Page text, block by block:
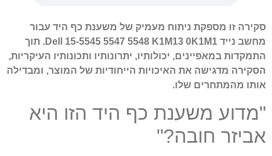
סקירה זו מספקת ניתוח מעמיק של משענת כף היד עבור
מחשב נייד Dell 15-5545 5547 5548 K1M13 0K1M1. תוך
התמקדות במאפיינים, יכולותיו, יתרונותיו ותכונותיו העיקריות,
הסקירה מדגישה את האיכויות הייחודיות של המוצר, ומבדילה
אותו מהמתחרים שלו.
"מדוע משענת כף היד הזו היא
אביזר חובה?"